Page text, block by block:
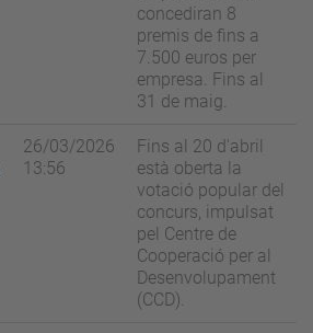
concediran 8
premis de fins a
7.500 euros per
empresa. Fins al
31 de maig.
26/03/2026
13:56
Fins al 20 d'abril
està oberta la
votació popular del
concurs, impulsat
pel Centre de
Cooperació per al
Desenvolupament
(CCD).